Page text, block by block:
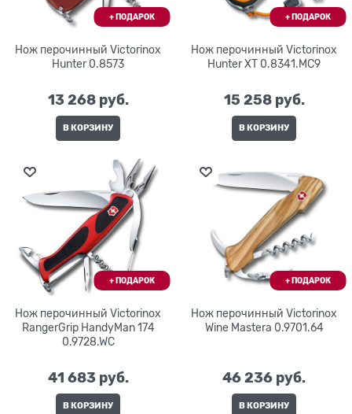
Нож перочинный Victorinox
Hunter 0.8573
13 268 руб.
В КОРЗИНУ
Нож перочинный Victorinox
Hunter XT 0.8341.MC9
15 258 руб.
В КОРЗИНУ
Нож перочинный Victorinox
RangerGrip HandyMan 174
0.9728.WC
41 683 руб.
В КОРЗИНУ
Нож перочинный Victorinox
Wine Masterа 0.9701.64
46 236 руб.
В КОРЗИНУ